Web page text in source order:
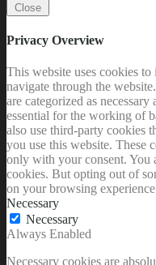
Close
Privacy Overview
This website uses cookies
navigate through the
are categorized as
essential for the working of
also use third-party cookies
you use this website. These
only with your consent. You
cookies. But opting out of
on your browsing
Necessary
Necessary
Always Enabled
Necessary cookies are